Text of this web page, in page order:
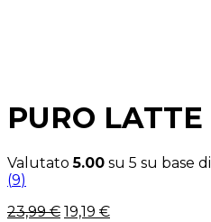
PURO LATTE
Valutato5.00 su 5 su base di
(9)
Il
23,99€Il19,19 €